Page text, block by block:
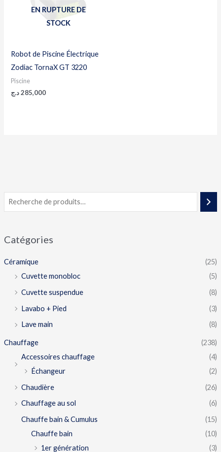
Catégories
Céramique
(25)
Cuvette monobloc
(5)
Cuvette suspendue
(8)
Lavabo + Pied
(3)
Lave main
(8)
Chauffage
(238)
Accessoires chauffage
(4)
Échangeur
(2)
Chaudière
(26)
Chauffage au sol
(6)
Chauffe bain & Cumulus
(15)
Chauffe bain
(10)
1er génération
(3)
EN RUPTURE DE
STOCK
Robot de Piscine Électrique
Zodiac TornaX GT 3220
Piscine
285,000 د.ج